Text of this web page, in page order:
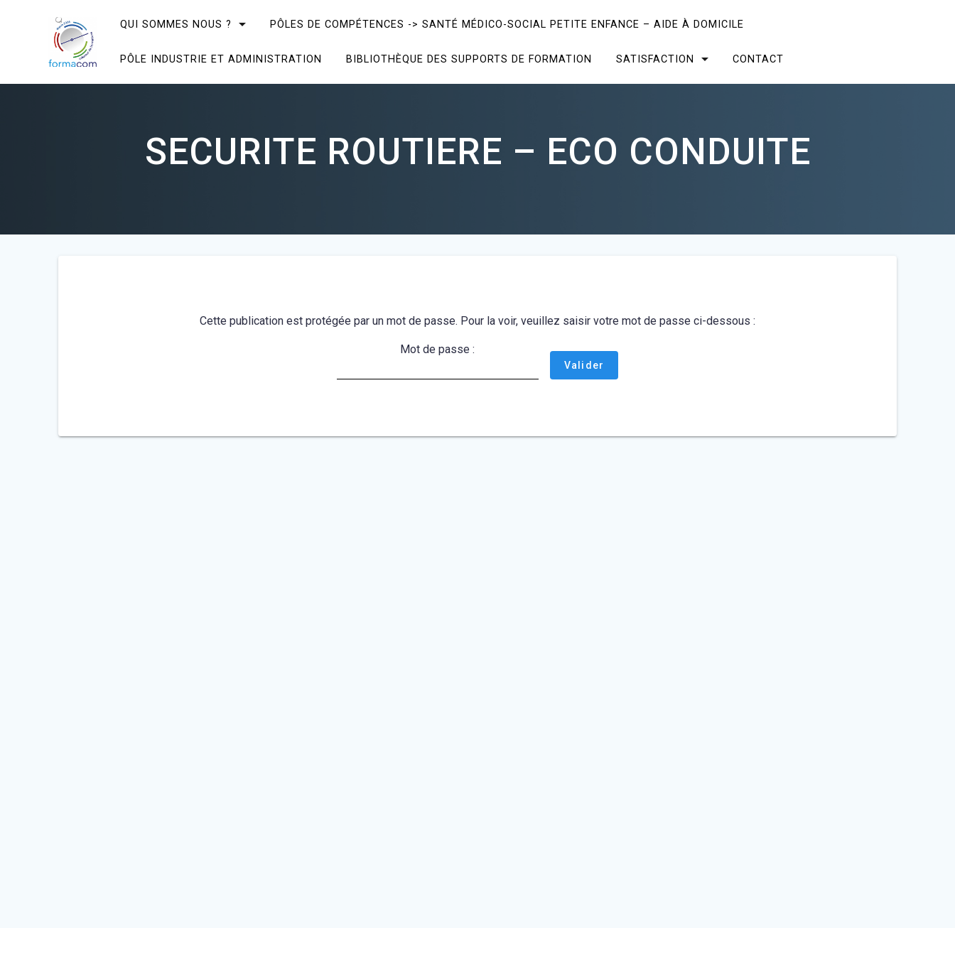
QUI SOMMES NOUS ? PÔLES DE COMPÉTENCES -> SANTÉ MÉDICO-SOCIAL PETITE ENFANCE – AIDE À DOMICILE
PÔLE INDUSTRIE ET ADMINISTRATION BIBLIOTHÈQUE DES SUPPORTS DE FORMATION SATISFACTION CONTACT
SECURITE ROUTIERE – ECO CONDUITE
Cette publication est protégée par un mot de passe. Pour la voir, veuillez saisir votre mot de passe ci-dessous :
Mot de passe :